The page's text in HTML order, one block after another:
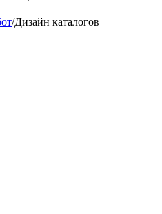
/Дизайн каталогов